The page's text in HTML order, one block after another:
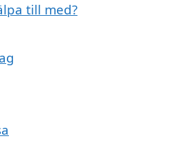
till med?